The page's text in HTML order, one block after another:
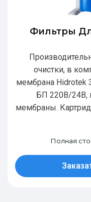
Фильтры
очистки, в
мембрана Hidrotek
БП 220В/24В,
мембраны.
Полная